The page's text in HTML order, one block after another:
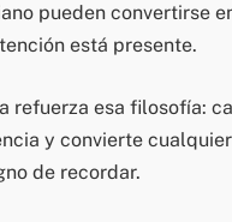
pueden convertirse
está presente.
refuerza esa filosofía:
y convierte
de recordar.